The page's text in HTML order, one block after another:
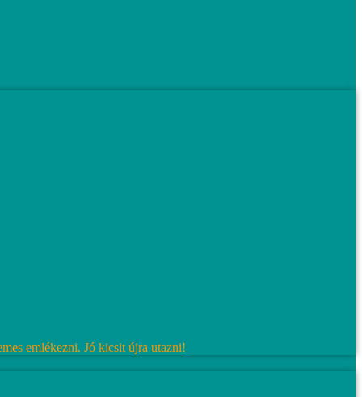
emlékezni. Jó kicsit újra utazni!